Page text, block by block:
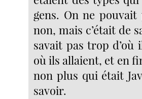
gens. On ne
non, mais c’était de
savait pas trop d’où
où ils allaient, et en
non plus qui était
savoir.